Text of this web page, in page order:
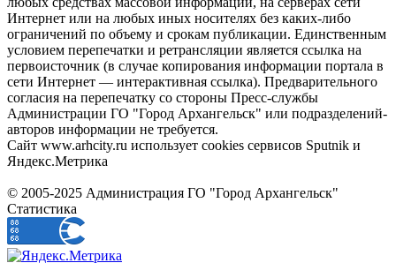
Интернет или на любых иных носителях без каких-либо
ограничений по объему и срокам публикации. Единственным
условием перепечатки и ретрансляции является ссылка на
первоисточник (в случае копирования информации портала в
сети Интернет — интерактивная ссылка). Предварительного
согласия на перепечатку со стороны Пресс-службы
Администрации ГО "Город Архангельск" или подразделений-
авторов информации не требуется.
Сайт www.arhcity.ru использует cookies сервисов Sputnik и
Яндекс.Метрика
© 2005-2025 Администрация ГО "Город Архангельск"
Статистика